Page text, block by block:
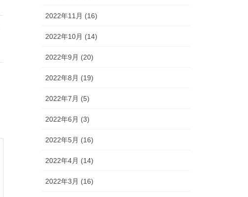
2022年11月 (16)
2022年10月 (14)
2022年9月 (20)
2022年8月 (19)
2022年7月 (5)
2022年6月 (3)
2022年5月 (16)
2022年4月 (14)
2022年3月 (16)